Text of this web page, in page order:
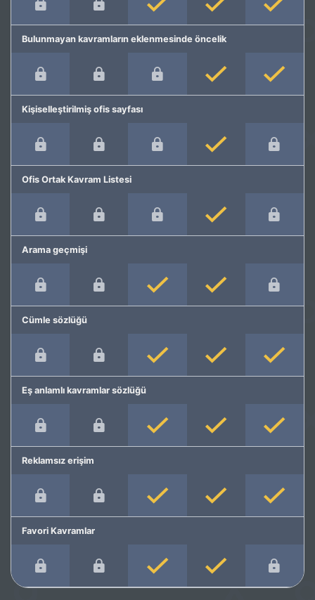
Bulunmayan kavramların eklenmesinde öncelik
Kişiselleştirilmiş ofis sayfası
Ofis Ortak Kavram Listesi
Arama geçmişi
Cümle sözlüğü
Eş anlamlı kavramlar sözlüğü
Reklamsız erişim
Favori Kavramlar